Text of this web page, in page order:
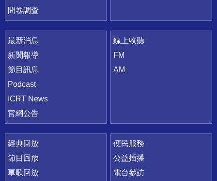
問卷調查
最新消息
新聞報導
節目訊息
Podcast
ICRT News
官網公告
線上收聽
FM
AM
經典回放
節目回放
軍歌回放
便民服務
公益插播
電台參訪